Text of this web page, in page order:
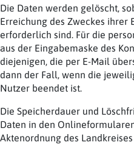
Die Daten werden gelöscht,
Erreichung des Zweckes ihrer
erforderlich sind. Für die
aus der Eingabemaske des
diejenigen, die per E-Mail
dann der Fall, wenn die
Nutzer beendet ist.
Die Speicherdauer und
Daten in den
Aktenordnung des